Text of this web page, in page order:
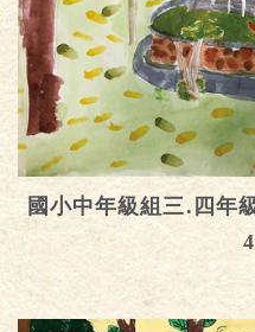
國小中年級組三.四年